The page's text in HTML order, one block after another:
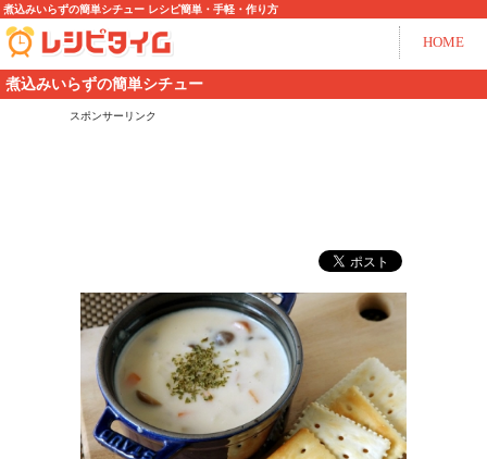
煮込みいらずの簡単シチュー レシピ簡単・手軽・作り方
HOME
煮込みいらずの簡単シチュー
スポンサーリンク